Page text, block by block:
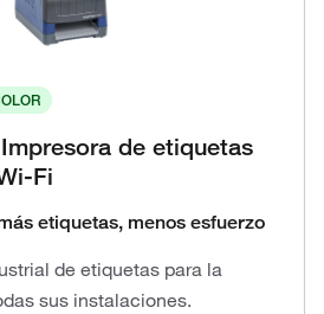
de etiquetas
Fi
etiquetas, menos esfuerzo
de etiquetas para la
sus instalaciones.